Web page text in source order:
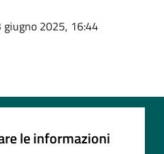
giugno 2025, 16:44
le informazioni